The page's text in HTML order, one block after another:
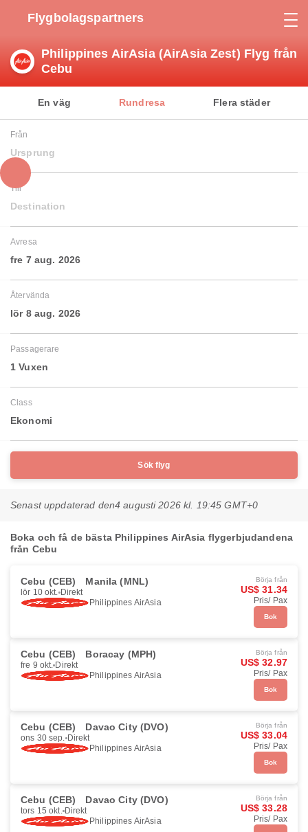
Flygbolagspartners
Philippines AirAsia (AirAsia Zest) Flyg från
Cebu
En väg Rundresa Flera städer
Från
Ursprung
Till
Destination
Avresa
fre 7 aug. 2026
Återvända
lör 8 aug. 2026
Passagerare
1 Vuxen
Class
Ekonomi
Sök flyg
Senast uppdaterad den4 augusti 2026 kl. 19:45 GMT+0
Boka och få de bästa Philippines AirAsia flygerbjudandena
från Cebu
Cebu (CEB) Manila (MNL)
lör 10 okt. Direkt
Philippines AirAsia
Börja från
US$ 31.34
Pris/ Pax
Bok
Cebu (CEB) Boracay (MPH)
fre 9 okt. Direkt
Philippines AirAsia
Börja från
US$ 32.97
Pris/ Pax
Bok
Cebu (CEB) Davao City (DVO)
ons 30 sep. Direkt
Philippines AirAsia
Börja från
US$ 33.04
Pris/ Pax
Bok
Cebu (CEB) Davao City (DVO)
tors 15 okt. Direkt
Philippines AirAsia
Börja från
US$ 33.28
Pris/ Pax